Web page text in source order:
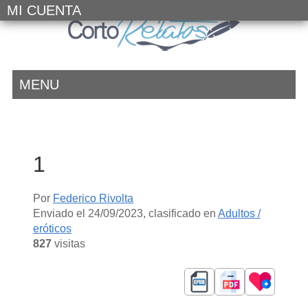
MI CUENTA
MENU
1
Por Federico Rivolta
Enviado el 24/09/2023, clasificado en Adultos /
eróticos
827visitas